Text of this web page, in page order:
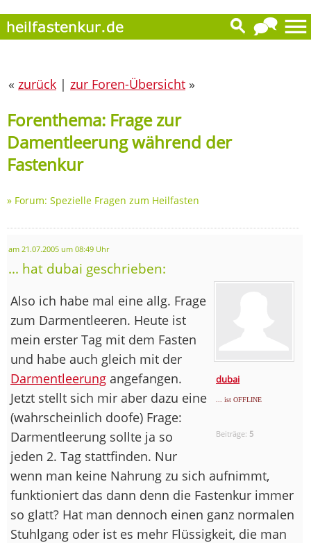
« zurück | zur Foren-Übersicht »
Forenthema: Frage zur
Damentleerung während der
Fastenkur
» Forum: Spezielle Fragen zum Heilfasten
am 21.07.2005 um 08:49 Uhr
... hat dubai geschrieben:
dubai
... ist OFFLINE
Beiträge: 5
Also ich habe mal eine allg. Frage
zum Darmentleeren. Heute ist
mein erster Tag mit dem Fasten
und habe auch gleich mit der
Darmentleerung angefangen.
Jetzt stellt sich mir aber dazu eine
(wahrscheinlich doofe) Frage:
Darmentleerung sollte ja so
jeden 2. Tag stattfinden. Nur
wenn man keine Nahrung zu sich aufnimmt,
funktioniert das dann denn die Fastenkur immer
so glatt? Hat man dennoch einen ganz normalen
Stuhlgang oder ist es mehr Flüssigkeit, die man